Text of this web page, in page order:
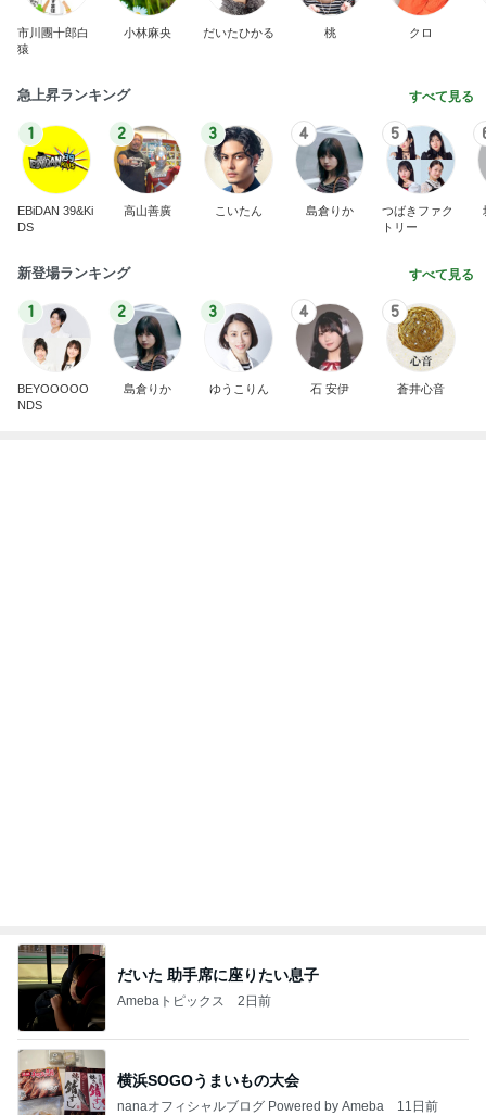
市川團十郎白
猿
小林麻央 だいたひかる 桃 クロ
急上昇ランキング すべて見る
1
EBiDAN 39&Ki
DS
2
高山善廣
3
こいたん
4
島倉りか
5
つばきファク
トリー
新登場ランキング すべて見る
1
BEYOOOOO
NDS
2
島倉りか
3
ゆうこりん
4
石 安伊
5
蒼井心音
だいた 助手席に座りたい息子
Amebaトピックス 2日前
横浜SOGOうまいもの大会
nanaオフィシャルブログ Powered by Ameba 11日前